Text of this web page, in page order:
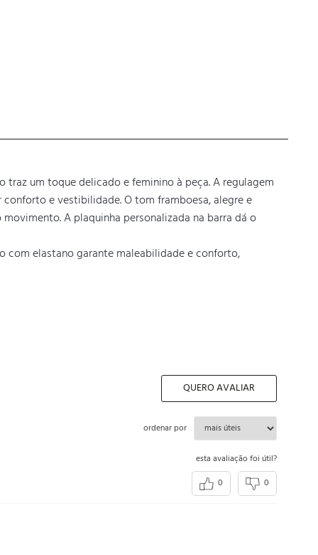
um toque delicado e feminino à peça. A regulagem
e vestibilidade. O tom framboesa, alegre e
A plaquinha personalizada na barra dá o
com elastano garante maleabilidade e conforto,
QUERO AVALIAR
ordenar por
esta avaliação foi útil?
0
0